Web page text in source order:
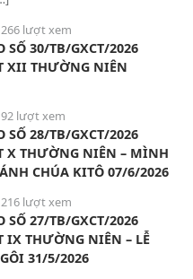
lượt xem
SỐ 30/TB/GXCT/2026
XII THƯỜNG NIÊN
lượt xem
SỐ 28/TB/GXCT/2026
X THƯỜNG NIÊN – MÌNH
CHÚA KITÔ 07/6/2026
lượt xem
SỐ 27/TB/GXCT/2026
IX THƯỜNG NIÊN – LỄ
31/5/2026